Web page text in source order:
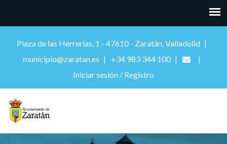
Plaza de las Herrerías, 1 - 47610 - Zaratán, Valladolid
municipio@zaratan.es
+34 983 344 100
Iniciar sesión / Registro